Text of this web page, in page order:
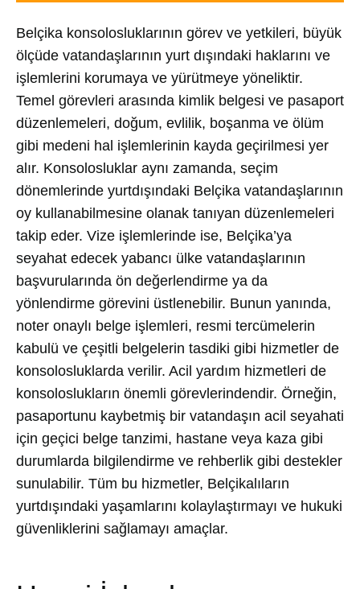
Belçika konsolosluklarının görev ve yetkileri, büyük
ölçüde vatandaşlarının yurt dışındaki haklarını ve
işlemlerini korumaya ve yürütmeye yöneliktir.
Temel görevleri arasında kimlik belgesi ve pasaport
düzenlemeleri, doğum, evlilik, boşanma ve ölüm
gibi medeni hal işlemlerinin kayda geçirilmesi yer
alır. Konsolosluklar aynı zamanda, seçim
dönemlerinde yurtdışındaki Belçika vatandaşlarının
oy kullanabilmesine olanak tanıyan düzenlemeleri
takip eder. Vize işlemlerinde ise, Belçika’ya
seyahat edecek yabancı ülke vatandaşlarının
başvurularında ön değerlendirme ya da
yönlendirme görevini üstlenebilir. Bunun yanında,
noter onaylı belge işlemleri, resmi tercümelerin
kabulü ve çeşitli belgelerin tasdiki gibi hizmetler de
konsolosluklarda verilir. Acil yardım hizmetleri de
konsoloslukların önemli görevlerindendir. Örneğin,
pasaportunu kaybetmiş bir vatandaşın acil seyahati
için geçici belge tanzimi, hastane veya kaza gibi
durumlarda bilgilendirme ve rehberlik gibi destekler
sunulabilir. Tüm bu hizmetler, Belçikalıların
yurtdışındaki yaşamlarını kolaylaştırmayı ve hukuki
güvenliklerini sağlamayı amaçlar.